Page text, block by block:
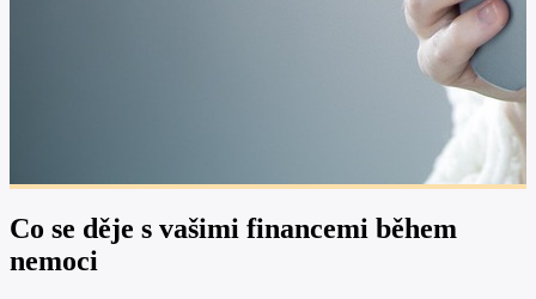
Co se děje s vašimi financemi během
nemoci